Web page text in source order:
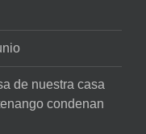
de nuestra casa
condenan